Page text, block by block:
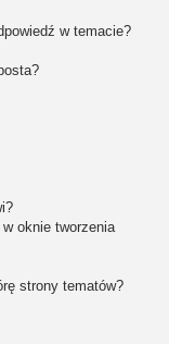
w temacie?
oknie tworzenia
strony tematów?